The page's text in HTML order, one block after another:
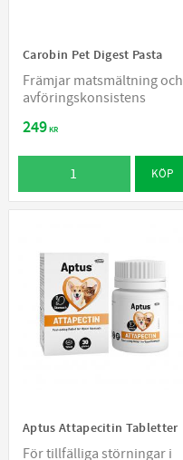
Carobin Pet Digest Pasta
Främjar matsmältning och
avföringskonsistens
249KR
KÖP
Aptus Attapecitin Tabletter
För tillfälliga störningar i